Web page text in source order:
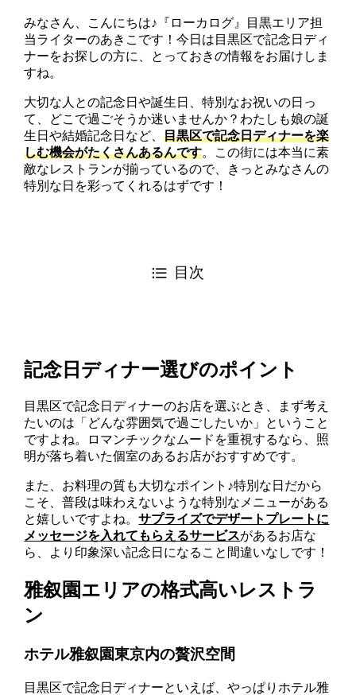
みなさん、こんにちは♪『ローカログ』目黒エリア担
当ライターのあきこです！今日は目黒区で記念日ディ
ナーをお探しの方に、とっておきの情報をお届けしま
すね。
大切な人との記念日や誕生日、特別なお祝いの日っ
て、どこで過ごそうか迷いませんか？わたしも娘の誕
生日や結婚記念日など、目黒区で記念日ディナーを楽
しむ機会がたくさんあるんです。この街には本当に素
敵なレストランが揃っているので、きっとみなさんの
特別な日を彩ってくれるはずです！
目次
記念日ディナー選びのポイント
目黒区で記念日ディナーのお店を選ぶとき、まず考え
たいのは「どんな雰囲気で過ごしたいか」ということ
ですよね。ロマンチックなムードを重視するなら、照
明が落ち着いた個室のあるお店がおすすめです。
また、お料理の質も大切なポイント♪特別な日だから
こそ、普段は味わえないような特別なメニューがある
と嬉しいですよね。サプライズでデザートプレートに
メッセージを入れてもらえるサービスがあるお店な
ら、より印象深い記念日になること間違いなしです！
雅叙園エリアの格式高いレストラ
ン
ホテル雅叙園東京内の贅沢空間
目黒区で記念日ディナーといえば、やっぱりホテル雅